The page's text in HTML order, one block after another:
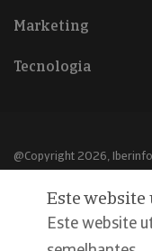
Marketing
Tecnologia
@Copyright 2026,
Aviso legal
Política de cookies
Este website
Este website